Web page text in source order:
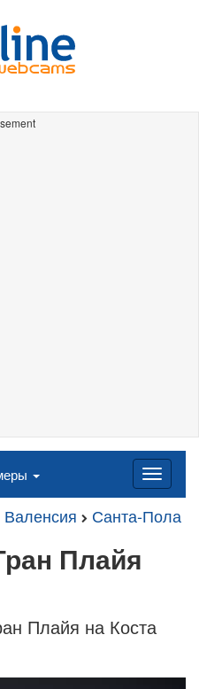
Валенсия Санта-Пола
Плайя
Плайя на Коста